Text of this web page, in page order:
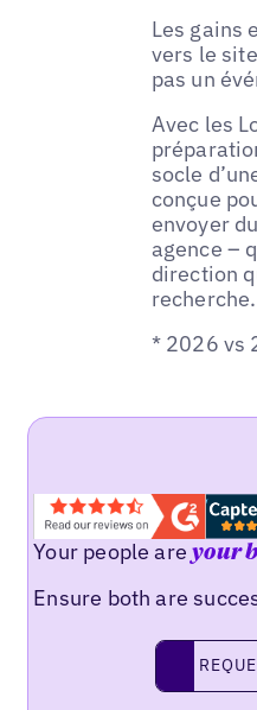
Les gains
vers le
pas un
Avec les
socle
conçue
envoyer
agence –
direction
recherche.
* 2026 vs
Your people areyour
Ensure both are
request a